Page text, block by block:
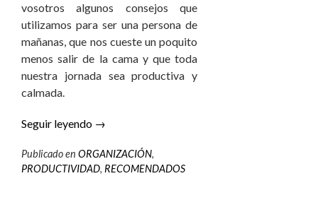
vosotros algunos consejos que
utilizamos para ser una persona de
mañanas, que nos cueste un poquito
menos salir de la cama y que toda
nuestra jornada sea productiva y
calmada.
Seguir leyendo →
Publicado en ORGANIZACIÓN,
PRODUCTIVIDAD, RECOMENDADOS